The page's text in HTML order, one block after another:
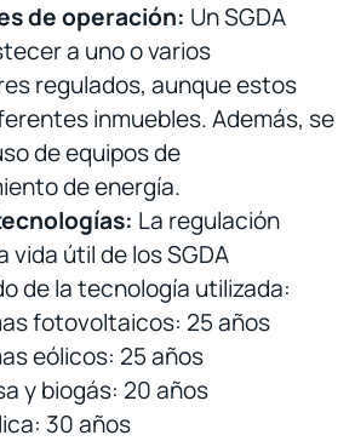
de operación: Un SGDA
a uno o varios
regulados, aunque estos
inmuebles. Además, se
de equipos de
de energía.
La regulación
vida útil de los SGDA
de la tecnología utilizada:
fotovoltaicos: 25 años
eólicos: 25 años
y biogás: 20 años
30 años